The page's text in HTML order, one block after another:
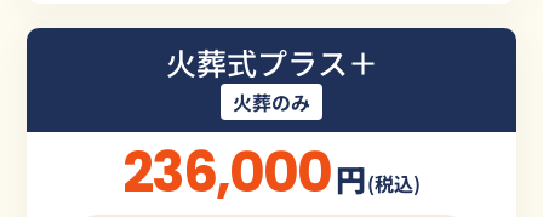
火葬式プラス＋
火葬のみ
236,000円(税込)